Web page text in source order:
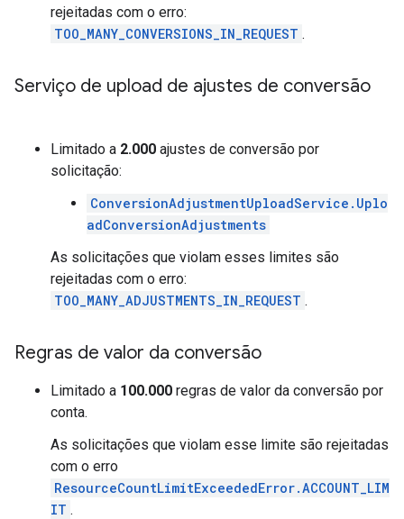
rejeitadas com o erro:
TOO_MANY_CONVERSIONS_IN_REQUEST .
Serviço de upload de ajustes de conversão
Limitado a 2.000 ajustes de conversão por
solicitação:
ConversionAdjustmentUploadService.Uplo
adConversionAdjustments
As solicitações que violam esses limites são
rejeitadas com o erro:
TOO_MANY_ADJUSTMENTS_IN_REQUEST .
Regras de valor da conversão
Limitado a 100.000 regras de valor da conversão por
conta.
As solicitações que violam esse limite são rejeitadas
com o erro
ResourceCountLimitExceededError.ACCOUNT_LIM
IT .